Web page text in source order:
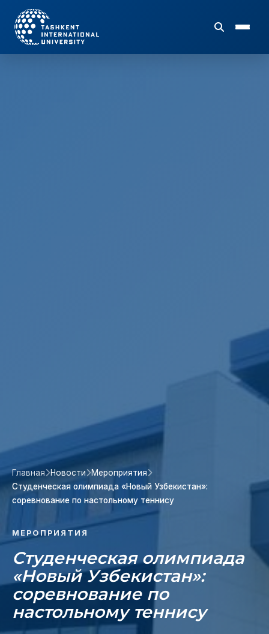
Главная Новости
Мероприятия
Студенческая олимпиада «Новый Узбекистан»:
соревнование по настольному теннису
МЕРОПРИЯТИЯ
Студенческая олимпиада
«Новый Узбекистан»:
соревнование по
настольному теннису